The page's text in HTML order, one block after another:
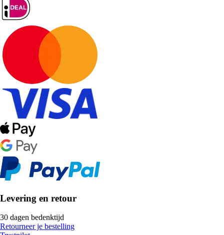
Levering en retour
30 dagen bedenktijd
Retourneer je bestelling